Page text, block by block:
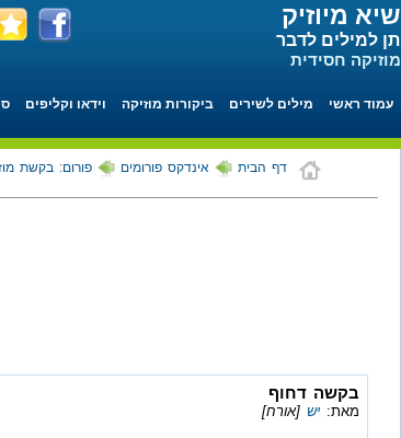
שיא מיוזיק
תן למילים לדבר
מוזיקה חסידית
עמוד ראשי מילים לשירים ביקורות מוזיקה וידאו וקליפים
דף הבית אינדקס פורומים פורום: בקשת
בקשה דחוף
מאת: יש [אורח]